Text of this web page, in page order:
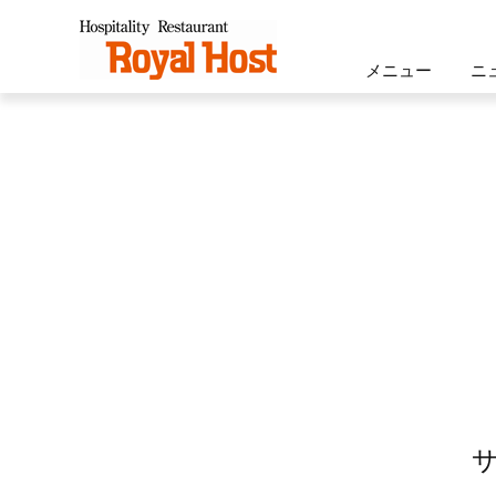
ロイヤルホスト - Royal Host -
メニュー ニ